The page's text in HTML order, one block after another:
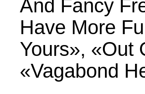
And Fancy
Have More
Yours», «Out
«Vagabond